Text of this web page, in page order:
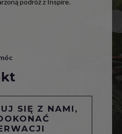
podróż z Inspire.
SIĘ Z NAMI,